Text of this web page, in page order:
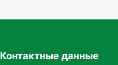
Контактные данные